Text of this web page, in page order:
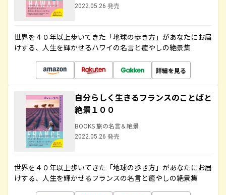
2022.05.26 発売
世界を４０年以上歩いてきた「地球の歩き方」があなたにお届
けする、人生を輝かせるハワイの名言と癒やしの絶景集
詳細を見る
自分らしく生きるフランスのことばと
絶景１００
BOOKS 旅の名言＆絶景
2022.05.26 発売
世界を４０年以上歩いてきた「地球の歩き方」があなたにお届
けする、人生を輝かせるフランスの名言と癒やしの絶景集